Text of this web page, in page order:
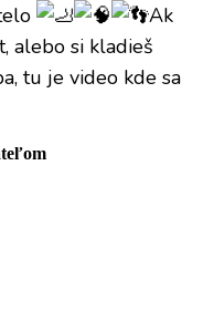
Ak
alebo si kladieš
tu je video kde sa